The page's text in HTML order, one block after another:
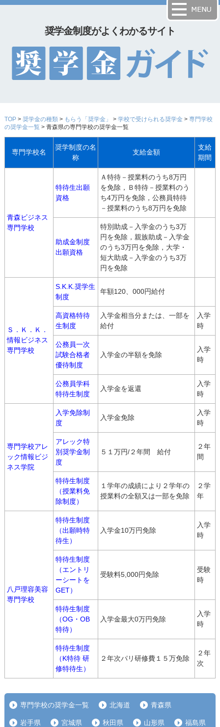
奨学金制度がよくわかるサイト
TOP> 奨学金の種類> もらう「奨学金」 > 学校で受けられる奨学金 > 専門学校
の奨学金一覧> 青森県の専門学校の奨学金一覧
専門学校名
奨学制度の名
称
支給金額
支給
期間
青森ビジネス
専門学校
特待生出願
資格
Ａ特待－授業料のうち8万円
を免除，Ｂ特待－授業料のう
ち4万円を免除，公務員特待
－授業料のうち8万円を免除
助成金制度
出願資格
特別助成－入学金のうち3万
円を免除，親族助成－入学金
のうち3万円を免除，大学・
短大助成－入学金のうち3万
円を免除
Ｓ．Ｋ．Ｋ．
情報ビジネス
専門学校
S.K.K.奨学生
制度
年額120、000円給付
高資格特待
生制度
入学金相当分または、一部を
給付
入学
時
公務員一次
試験合格者
優待制度
入学金の半額を免除
入学
時
公務員学科
特待生制度
入学金を返還
入学
時
専門学校アレ
ック情報ビジ
ネス学院
入学免除制
度
入学金免除
入学
時
アレック特
別奨学金制
度
５１万円/２年間 給付
２年
間
特待生制度
（授業料免
除制度）
１学年の成績により２学年の
授業料の全額又は一部を免除
２学
年
八戸理容美容
専門学校
特待生制度
（出願時特
待生）
入学金10万円免除
入学
時
特待生制度
（エントリ
ーシートを
GET）
受験料5,000円免除
受験
時
特待生制度
（OG・OB
特待）
入学金最大0万円免除
入学
時
特待生制度
（K特待 研
修特待生）
２年次パリ研修費１５万免除
２年
次
専門学校の奨学金一覧 北海道 青森県
岩手県 宮城県 秋田県 山形県 福島県